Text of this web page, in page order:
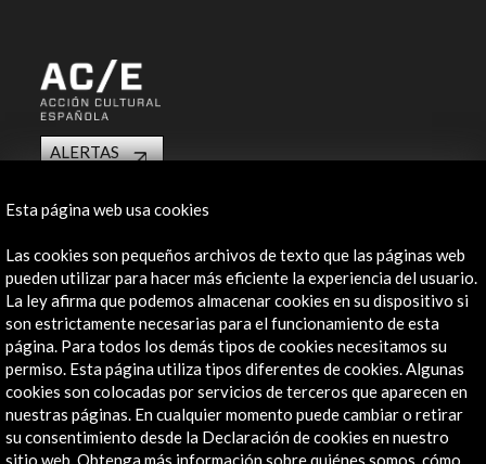
ALERTAS
Contacta
info@accioncultural.es
+34 91 700 4000
José Abascal, 4 - 4º
28003 Madrid, España
Canales de contacto
Esta página web usa cookies
Las cookies son pequeños archivos de texto que las páginas web
pueden utilizar para hacer más eficiente la experiencia del usuario.
La ley afirma que podemos almacenar cookies en su dispositivo si
son estrictamente necesarias para el funcionamiento de esta
página. Para todos los demás tipos de cookies necesitamos su
permiso. Esta página utiliza tipos diferentes de cookies. Algunas
cookies son colocadas por servicios de terceros que aparecen en
nuestras páginas. En cualquier momento puede cambiar o retirar
su consentimiento desde la Declaración de cookies en nuestro
sitio web. Obtenga más información sobre quiénes somos, cómo